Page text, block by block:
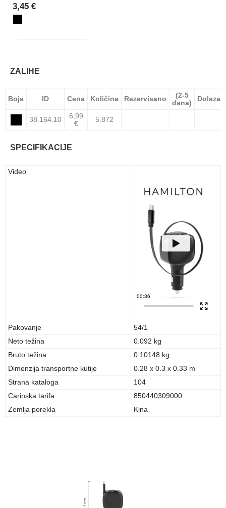
3,45 €
ZALIHE
Boja ID Cena Količina Rezervisano
(2-5
dana)
Dolazak
38.164.10
6,99
€
5.872
SPECIFIKACIJE
Video
Pakovanje
54/1
Neto težina
0.092 kg
Bruto težina
0.10148 kg
Dimenzija transportne kutije
0.28 x 0.3 x 0.33 m
Strana kataloga
104
Carinska tarifa
850440309000
Zemlja porekla
Kina